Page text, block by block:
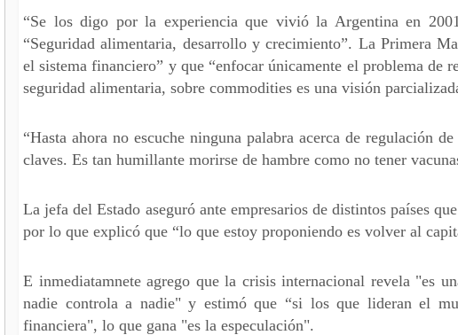
“Se los digo por la experiencia que vivió la Argentina en
“Seguridad alimentaria, desarrollo y crecimiento”. La Primera
el sistema financiero” y que “enfocar únicamente el problema de
seguridad alimentaria, sobre commodities es una visión
“Hasta ahora no escuche ninguna palabra acerca de regulación
claves. Es tan humillante morirse de hambre como no tener
La jefa del Estado aseguró ante empresarios de distintos países
por lo que explicó que “lo que estoy proponiendo es volver al
E inmediatamnete agrego que la crisis internacional revela "es
nadie controla a nadie" y estimó que “si los que lideran el
financiera", lo que gana "es la especulación".